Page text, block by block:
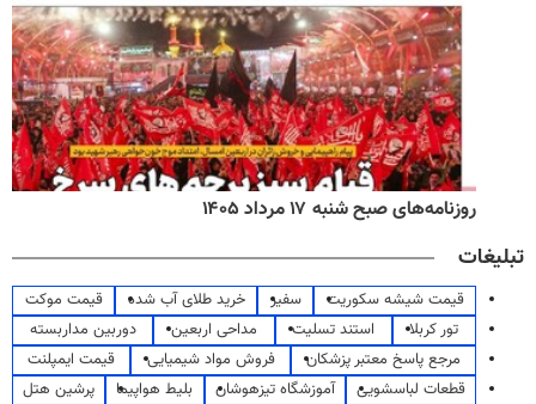
روزنامه‌های صبح شنبه ۱۷ مرداد ۱۴۰۵
تبلیغات
قیمت شیشه سکوریت سفیر خرید طلای آب شده
قیمت موکت
تور کربلا
استند تسلیت مداحی اربعین
دوربین مداربسته
مرجع پاسخ معتبر پزشکان
فروش مواد شیمیایی
قیمت ایمپلنت
قطعات لباسشویی
آموزشگاه تیزهوشان بلیط هواپیما
پرشین هتل